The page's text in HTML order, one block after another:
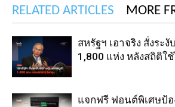
RELATED ARTICLES MORE
สหรัฐฯ เอาจริง สั่งระ
1,800 แห่ง หลังสถิติใ
แจกฟรี ฟอนต์พิเศษป้อ